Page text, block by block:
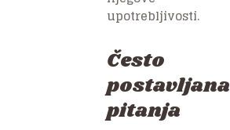
upotrebljivosti.
Često
postavljana
pitanja